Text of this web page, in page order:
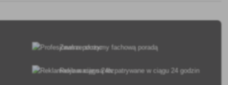
Zawsze służymy fachową poradą
Reklamacje są rozpatrywane w ciągu 24 godzin